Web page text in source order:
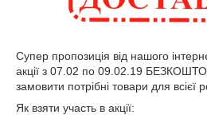
Супер пропозиція від нашого
акції з 07.02 по 09.02.19
замовити потрібні товари для всієї
Як взяти участь в акції: